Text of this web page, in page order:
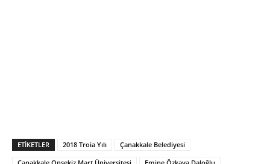
ETIKETLER 2018 Troia Yılı
Çanakkale Belediyesi